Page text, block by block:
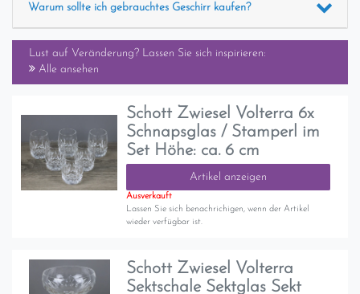
Warum sollte ich gebrauchtes Geschirr kaufen?
Lust auf Veränderung? Lassen Sie sich inspirieren:
Alle ansehen
Schott Zwiesel Volterra 6x
Schnapsglas / Stamperl im
Set Höhe: ca. 6 cm
Artikel anzeigen
Ausverkauft
Lassen Sie sich benachrichigen, wenn der Artikel
wieder verfügbar ist.
Schott Zwiesel Volterra
Sektschale Sektglas Sekt